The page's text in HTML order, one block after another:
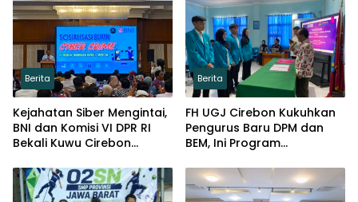
Berita
Kejahatan Siber Mengintai,
BNI dan Komisi VI DPR RI
Bekali Kuwu Cirebon
Berita
FH UGJ Cirebon Kukuhkan
Pengurus Baru DPM dan
BEM, Ini Program